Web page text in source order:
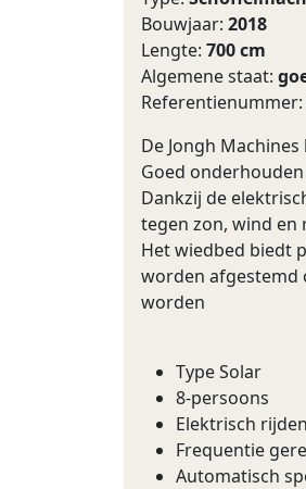
Bouwjaar: 2018
Lengte: 700 cm
Algemene staat:
Referentienummer:
De Jongh
Goed
Dankzij de
tegen zon, wind en
Het wiedbed biedt
worden afgestemd
worden
Type Solar
8-persoons
Elektrisch
Frequentie
Automatisch